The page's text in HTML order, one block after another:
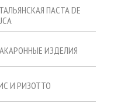
ПАСТА DE
ИЗДЕЛИЯ
И РИЗОТТО